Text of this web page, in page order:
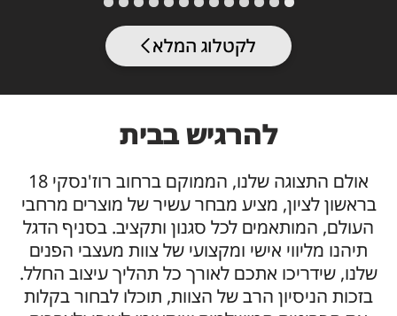
לקטלוג המלא
להרגיש בבית
אולם התצוגה שלנו, הממוקם ברחוב רוז'נסקי 18
בראשון לציון, מציע מבחר עשיר של מוצרים מרחבי
העולם, המותאמים לכל סגנון ותקציב. בסניף הדגל
תיהנו מליווי אישי ומקצועי של צוות מעצבי הפנים
שלנו, שידריכו אתכם לאורך כל תהליך עיצוב החלל.
בזכות הניסיון הרב של הצוות, תוכלו לבחור בקלות